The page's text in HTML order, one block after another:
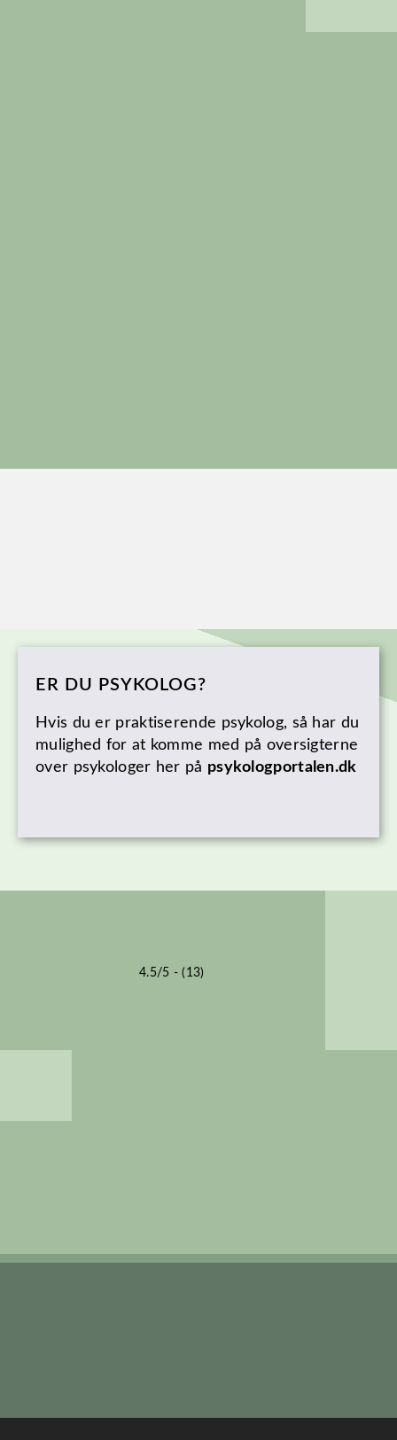
ER DU PSYKOLOG?
Hvis du er praktiserende psykolog, så har du
mulighed for at komme med på oversigterne
over psykologer her på psykologportalen.dk
4.5/5 - (13)